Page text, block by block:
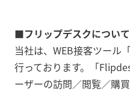
■フリップデスクについて
当社は、WEB接客ツール
行っております。「
ーザーの訪問／閲覧／購